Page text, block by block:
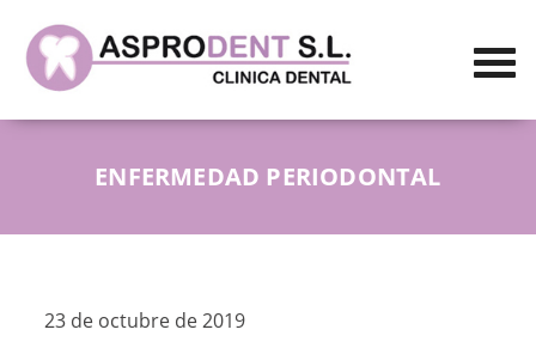
ENFERMEDAD PERIODONTAL
23 de octubre de 2019